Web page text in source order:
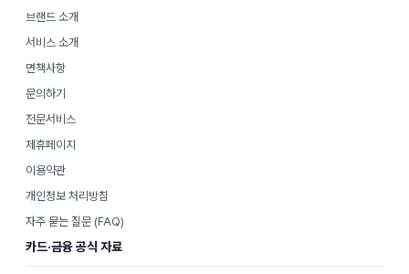
브랜드 소개
서비스 소개
면책사항
문의하기
전문서비스
제휴페이지
이용약관
개인정보 처리방침
자주 묻는 질문 (FAQ)
카드·금융 공식 자료